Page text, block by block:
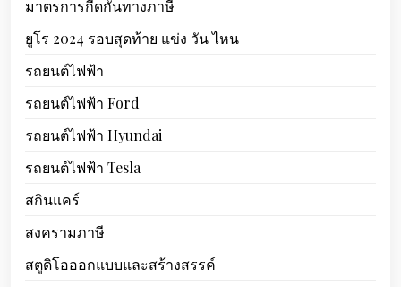
มาตรการกีดกันทางภาษี
ยูโร 2024 รอบสุดท้าย แข่ง วัน ไหน
รถยนต์ไฟฟ้า
รถยนต์ไฟฟ้า Ford
รถยนต์ไฟฟ้า Hyundai
รถยนต์ไฟฟ้า Tesla
สกินแคร์
สงครามภาษี
สตูดิโอออกแบบและสร้างสรรค์